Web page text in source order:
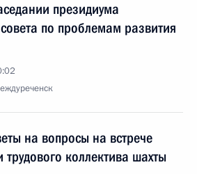
президиума
совета по проблемам развития
на вопросы на встрече
трудового коллектива шахты